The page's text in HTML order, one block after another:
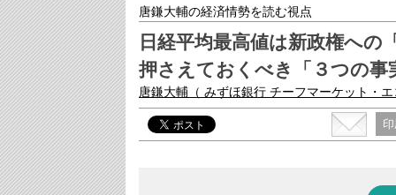
唐鎌大輔の経済情勢を読む視点
日経平均最高値は新政権への
押さえておくべき「３つの事
唐鎌大輔 （ みずほ銀行 チーフマーケット・